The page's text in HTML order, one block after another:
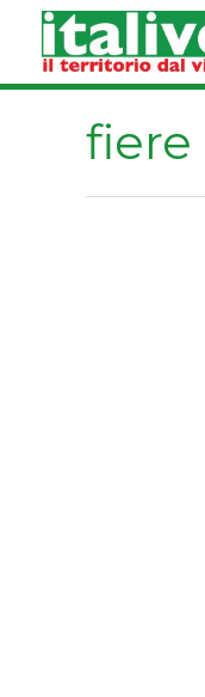
contenuto
fiere